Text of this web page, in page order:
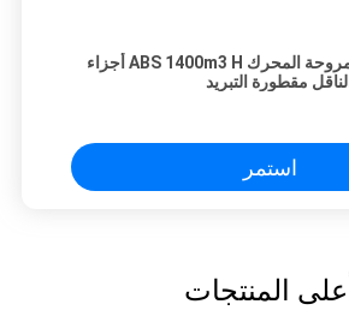
مروحة المحرك ABS 1400m3 H أجزاء
الناقل مقطورة التبريد
استمر
أعلى المنتجات